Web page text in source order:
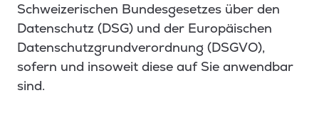
Schweizerischen Bundesgesetzes über den
Datenschutz (DSG) und der Europäischen
Datenschutzgrundverordnung (DSGVO),
sofern und insoweit diese auf Sie anwendbar
sind.